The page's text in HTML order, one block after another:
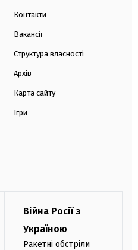
Контакти
Вакансії
Структура власності
Архів
Карта сайту
Ігри
Війна Росії з
Україною
Ракетні обстріли